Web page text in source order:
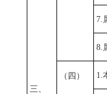
三、
7.
8.
（四） 1.